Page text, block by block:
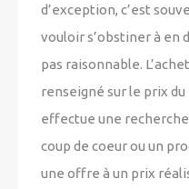
d’exception, c’est
vouloir s’obstiner à en
pas raisonnable.
renseigné sur le prix
effectue une
coup de coeur ou un
une offre à un prix